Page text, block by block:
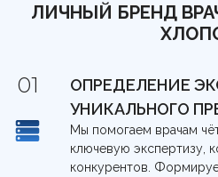
ЛИЧНЫЙ БРЕНД
ОПРЕДЕЛЕНИЕ
УНИКАЛЬНОГО
Мы помогаем врачам
ключевую экспертизу,
конкурентов.